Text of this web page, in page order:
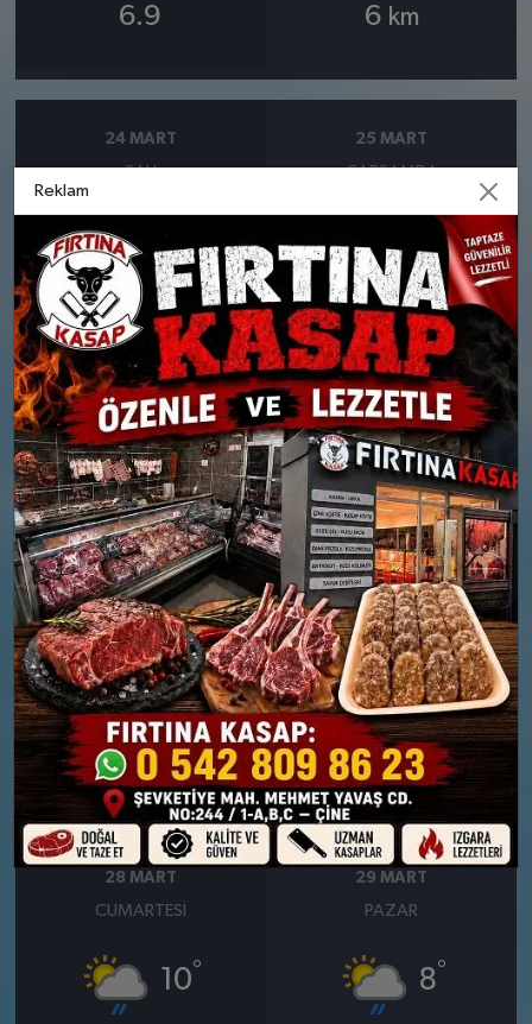
6.9 6 km
24 MART
SALI
9
Bölgesel düzensiz yağmur
yağışlı
Nem: %88
Rüzgar: 9 km/h
Yağış Olasılığı: %87
25 MART
ÇARŞAMBA
°
Bölgesel düzensiz yağmur
yağışlı
Nem: %82
Rüzgar: 15 km/h
Yağış Olasılığı: %88
26 MART
PERŞEMBE
9°
Güneşli
Nem: %75
Rüzgar: 10 km/h
27 MART
CUMA
12°
Orta kuvvetli yağmurlu
Nem: %67
Rüzgar: 22 km/h
Yağış Olasılığı: %89
28 MART
CUMARTESI
10°
29 MART
PAZAR
8°
Reklam